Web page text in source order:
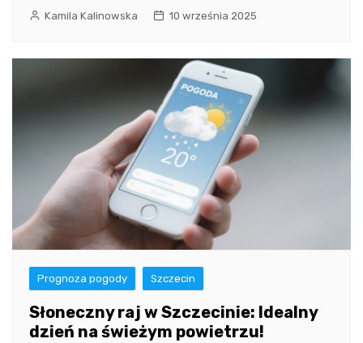
Kamila Kalinowska 10 września 2025
Prognoza pogody Szczecin
Słoneczny raj w Szczecinie: Idealny
dzień na świeżym powietrzu!